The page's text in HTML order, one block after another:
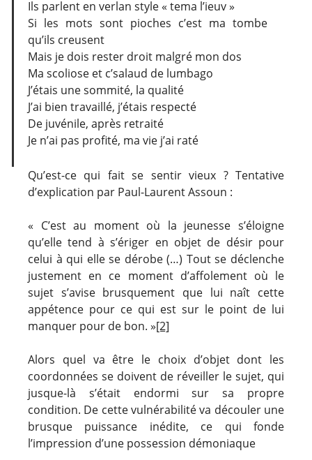
Ils parlent en verlan style « tema l’ieuv »
Si les mots sont pioches c’est ma tombe
qu’ils creusent
Mais je dois rester droit malgré mon dos
Ma scoliose et c’salaud de lumbago
J’étais une sommité, la qualité
J’ai bien travaillé, j’étais respecté
De juvénile, après retraité
Je n’ai pas profité, ma vie j’ai raté
Qu’est-ce qui fait se sentir vieux ? Tentative
d’explication par Paul-Laurent Assoun :
« C’est au moment où la jeunesse s’éloigne
qu’elle tend à s’ériger en objet de désir pour
celui à qui elle se dérobe (…) Tout se déclenche
justement en ce moment d’affolement où le
sujet s’avise brusquement que lui naît cette
appétence pour ce qui est sur le point de lui
manquer pour de bon. »[2]
Alors quel va être le choix d’objet dont les
coordonnées se doivent de réveiller le sujet, qui
jusque-là s’était endormi sur sa propre
condition. De cette vulnérabilité va découler une
brusque puissance inédite, ce qui fonde
l’impression d’une possession démoniaque